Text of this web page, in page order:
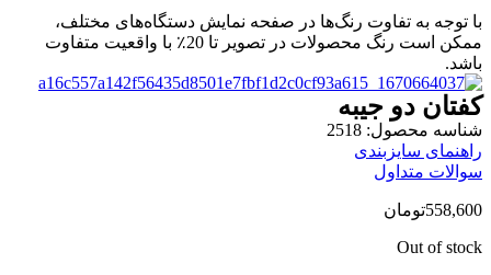
با توجه به تفاوت رنگ‌ها در صفحه نمایش دستگاه‌های مختلف،
ممکن است رنگ محصولات در تصویر تا 20٪ با واقعیت متفاوت
باشد.
کفتان دو جیبه
شناسه محصول: 2518
راهنمای سایزبندی
سوالات متداول
558,600تومان
Out of stock